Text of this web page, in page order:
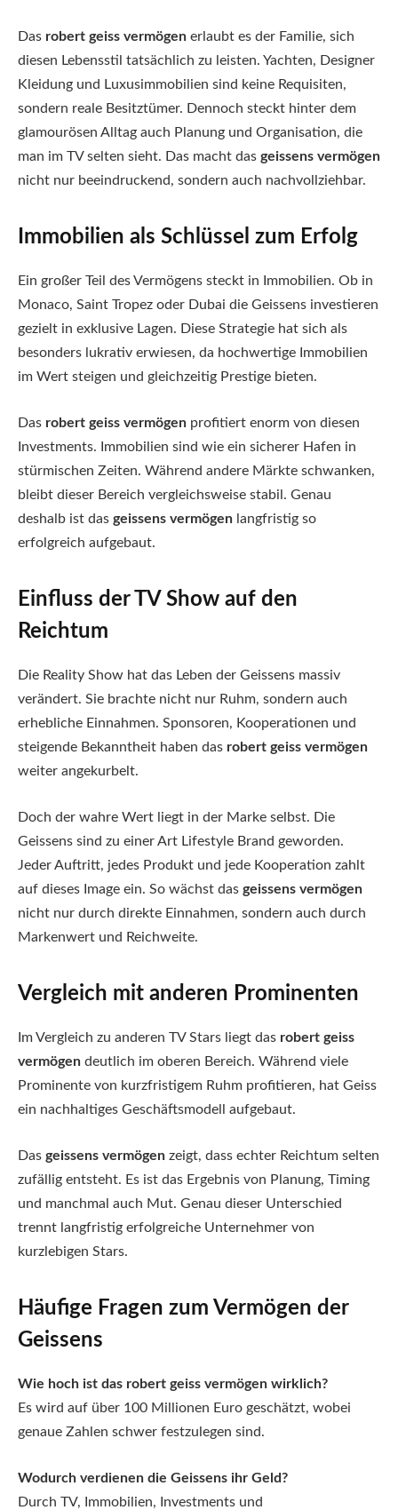
Das robert geiss vermögen erlaubt es der Familie, sich
diesen Lebensstil tatsächlich zu leisten. Yachten, Designer
Kleidung und Luxusimmobilien sind keine Requisiten,
sondern reale Besitztümer. Dennoch steckt hinter dem
glamourösen Alltag auch Planung und Organisation, die
man im TV selten sieht. Das macht das geissens vermögen
nicht nur beeindruckend, sondern auch nachvollziehbar.
Immobilien als Schlüssel zum Erfolg
Ein großer Teil des Vermögens steckt in Immobilien. Ob in
Monaco, Saint Tropez oder Dubai die Geissens investieren
gezielt in exklusive Lagen. Diese Strategie hat sich als
besonders lukrativ erwiesen, da hochwertige Immobilien
im Wert steigen und gleichzeitig Prestige bieten.
Das robert geiss vermögen profitiert enorm von diesen
Investments. Immobilien sind wie ein sicherer Hafen in
stürmischen Zeiten. Während andere Märkte schwanken,
bleibt dieser Bereich vergleichsweise stabil. Genau
deshalb ist das geissens vermögen langfristig so
erfolgreich aufgebaut.
Einfluss der TV Show auf den
Reichtum
Die Reality Show hat das Leben der Geissens massiv
verändert. Sie brachte nicht nur Ruhm, sondern auch
erhebliche Einnahmen. Sponsoren, Kooperationen und
steigende Bekanntheit haben das robert geiss vermögen
weiter angekurbelt.
Doch der wahre Wert liegt in der Marke selbst. Die
Geissens sind zu einer Art Lifestyle Brand geworden.
Jeder Auftritt, jedes Produkt und jede Kooperation zahlt
auf dieses Image ein. So wächst das geissens vermögen
nicht nur durch direkte Einnahmen, sondern auch durch
Markenwert und Reichweite.
Vergleich mit anderen Prominenten
Im Vergleich zu anderen TV Stars liegt das robert geiss
vermögen deutlich im oberen Bereich. Während viele
Prominente von kurzfristigem Ruhm profitieren, hat Geiss
ein nachhaltiges Geschäftsmodell aufgebaut.
Das geissens vermögen zeigt, dass echter Reichtum selten
zufällig entsteht. Es ist das Ergebnis von Planung, Timing
und manchmal auch Mut. Genau dieser Unterschied
trennt langfristig erfolgreiche Unternehmer von
kurzlebigen Stars.
Häufige Fragen zum Vermögen der
Geissens
Wie hoch ist das robert geiss vermögen wirklich?
Es wird auf über 100 Millionen Euro geschätzt, wobei
genaue Zahlen schwer festzulegen sind.
Wodurch verdienen die Geissens ihr Geld?
Durch TV, Immobilien, Investments und